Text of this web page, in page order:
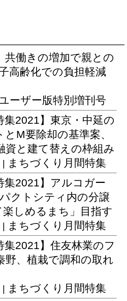
共働きの増加で親との
高齢化での負担軽減
ーザー版特別増刊号
集2021】東京・中延の
M要除却の基準案、
資と建て替えの枠組み
| まちづくり月間特集
集2021】アルコガー
クトシティ内の分譲
しめるまち」目指す
| まちづくり月間特集
集2021】住友林業のフ
野、植栽で調和の取れ
| まちづくり月間特集